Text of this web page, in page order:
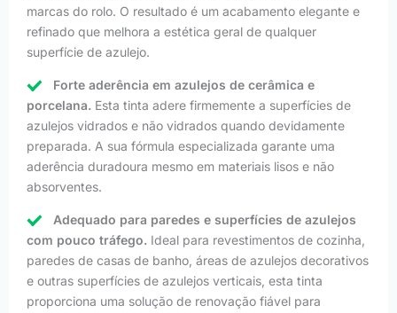
marcas do rolo. O resultado é um acabamento elegante e
refinado que melhora a estética geral de qualquer
superfície de azulejo.
Forte aderência em azulejos de cerâmica e
porcelana. Esta tinta adere firmemente a superfícies de
azulejos vidrados e não vidrados quando devidamente
preparada. A sua fórmula especializada garante uma
aderência duradoura mesmo em materiais lisos e não
absorventes.
Adequado para paredes e superfícies de azulejos
com pouco tráfego. Ideal para revestimentos de cozinha,
paredes de casas de banho, áreas de azulejos decorativos
e outras superfícies de azulejos verticais, esta tinta
proporciona uma solução de renovação fiável para